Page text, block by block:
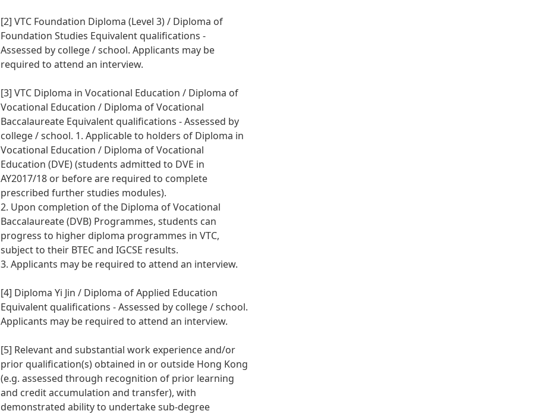
[2] VTC Foundation Diploma (Level 3) / Diploma of
Foundation Studies Equivalent qualifications -
Assessed by college / school. Applicants may be
required to attend an interview.
[3] VTC Diploma in Vocational Education / Diploma of
Vocational Education / Diploma of Vocational
Baccalaureate Equivalent qualifications - Assessed by
college / school. 1. Applicable to holders of Diploma in
Vocational Education / Diploma of Vocational
Education (DVE) (students admitted to DVE in
AY2017/18 or before are required to complete
prescribed further studies modules).
2. Upon completion of the Diploma of Vocational
Baccalaureate (DVB) Programmes, students can
progress to higher diploma programmes in VTC,
subject to their BTEC and IGCSE results.
3. Applicants may be required to attend an interview.
[4] Diploma Yi Jin / Diploma of Applied Education
Equivalent qualifications - Assessed by college / school.
Applicants may be required to attend an interview.
[5] Relevant and substantial work experience and/or
prior qualification(s) obtained in or outside Hong Kong
(e.g. assessed through recognition of prior learning
and credit accumulation and transfer), with
demonstrated ability to undertake sub-degree